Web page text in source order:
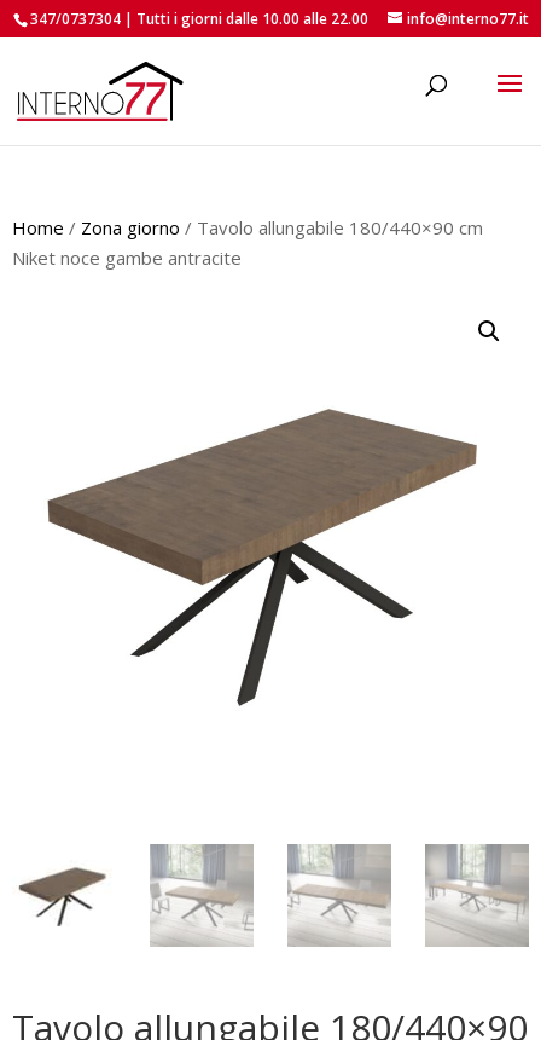
347/0737304 | Tutti i giorni dalle 10.00 alle 22.00 info@interno77.it
Home / Zona giorno / Tavolo allungabile 180/440×90 cm
Niket noce gambe antracite
Tavolo allungabile 180/440×90